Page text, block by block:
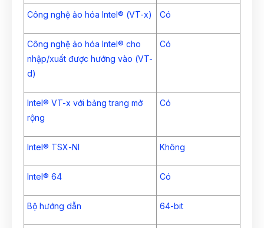
Công nghệ ảo hóa Intel® (VT-x) Có
Công nghệ ảo hóa Intel® cho
nhập/xuất được hướng vào (VT-
d)
Có
Intel® VT-x với bảng trang mở
rộng
Có
Intel® TSX-NI Không
Intel® 64 Có
Bộ hướng dẫn 64-bit